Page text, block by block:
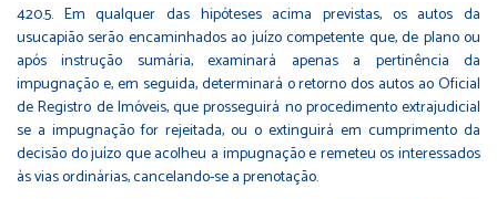
420.5. Em qualquer das hipóteses acima previstas, os autos da
usucapião serão encaminhados ao juízo competente que, de plano ou
após instrução sumária, examinará apenas a pertinência da
impugnação e, em seguida, determinará o retorno dos autos ao Oficial
de Registro de Imóveis, que prosseguirá no procedimento extrajudicial
se a impugnação for rejeitada, ou o extinguirá em cumprimento da
decisão do juízo que acolheu a impugnação e remeteu os interessados
às vias ordinárias, cancelando-se a prenotação.